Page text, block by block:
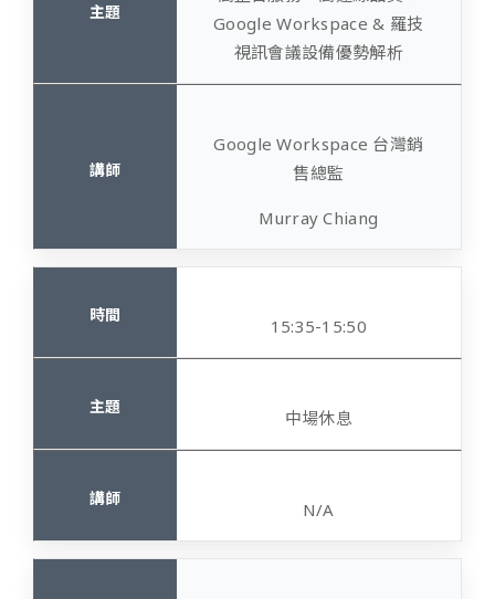
Google Workspace & 羅技
視訊會議設備優勢解析
Google Workspace 台灣銷
售總監
Murray Chiang
15:35-15:50
中場休息
N/A